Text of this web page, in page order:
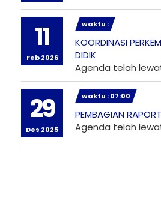
11
Feb 2026
waktu :
KOORDINASI
DIDIK
Agenda telah
29
Des 2025
waktu : 07:00
PEMBAGIAN
Agenda telah